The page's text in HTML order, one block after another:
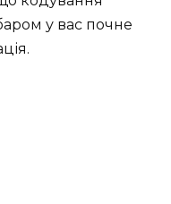
у вас почне